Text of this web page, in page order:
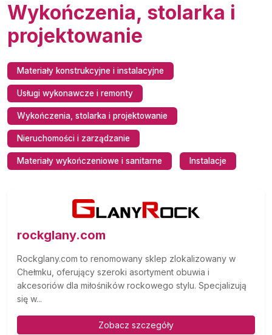
Wykończenia, stolarka i
projektowanie
Materiały konstrukcyjne i instalacyjne
Usługi wykonawcze i remonty
Wykończenia, stolarka i projektowanie
Nieruchomości i zarządzanie
Materiały wykończeniowe i sanitarne Instalacje
rockglany.com
Rockglany.com to renomowany sklep zlokalizowany w
Chełmku, oferujący szeroki asortyment obuwia i
akcesoriów dla miłośników rockowego stylu. Specjalizują
się w...
Zobacz szczegóły